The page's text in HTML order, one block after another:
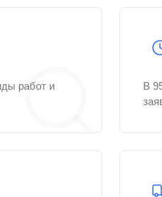
работ и
В